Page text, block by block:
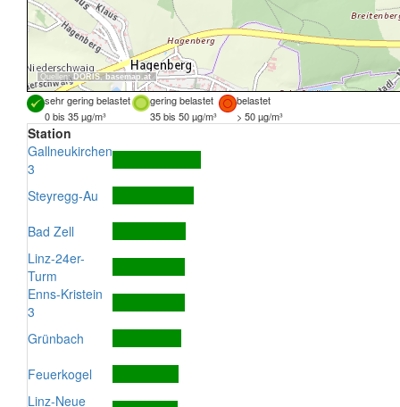
Quellen: DORIS,basemap.at
sehr gering belastet gering belastet
belastet
0 bis 35 µg/m³
35 bis 50 µg/m³ > 50 µg/m³
Station
Gallneukirchen
3
Steyregg-Au
Bad Zell
Linz-24er-
Turm
Enns-Kristein
3
Grünbach
Feuerkogel
Linz-Neue